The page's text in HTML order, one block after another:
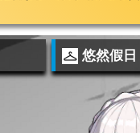
悠然假日